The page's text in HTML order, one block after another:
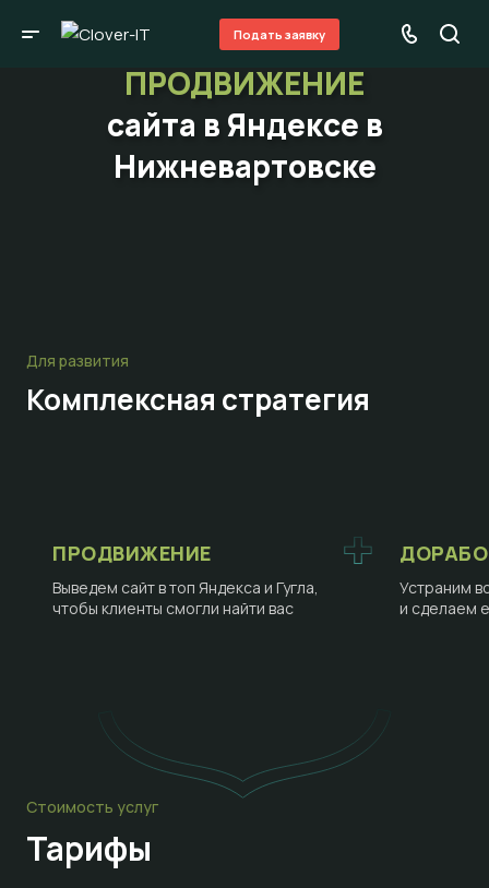
Подать заявку
ПРОДВИЖЕНИЕ
сайта в Яндексе в
Нижневартовске
Для развития
Комплексная стратегия
ПРОДВИЖЕНИЕ
Выведем сайт в топ Яндекса и Гугла,
чтобы клиенты смогли найти вас
Устраним
и сделаем
Стоимость услуг
Тарифы